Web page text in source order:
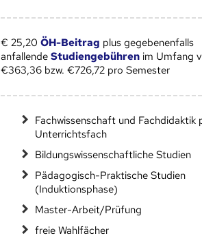
€ 25,20ÖH-Beitrag plus gegebenenfalls
anfallendeStudiengebühren im Umfang
€363,36 bzw. €726,72 pro Semester
Fachwissenschaft und Fachdidaktik
Unterrichtsfach
Bildungswissenschaftliche Studien
Pädagogisch-Praktische Studien
(Induktionsphase)
Master-Arbeit/Prüfung
freie Wahlfächer